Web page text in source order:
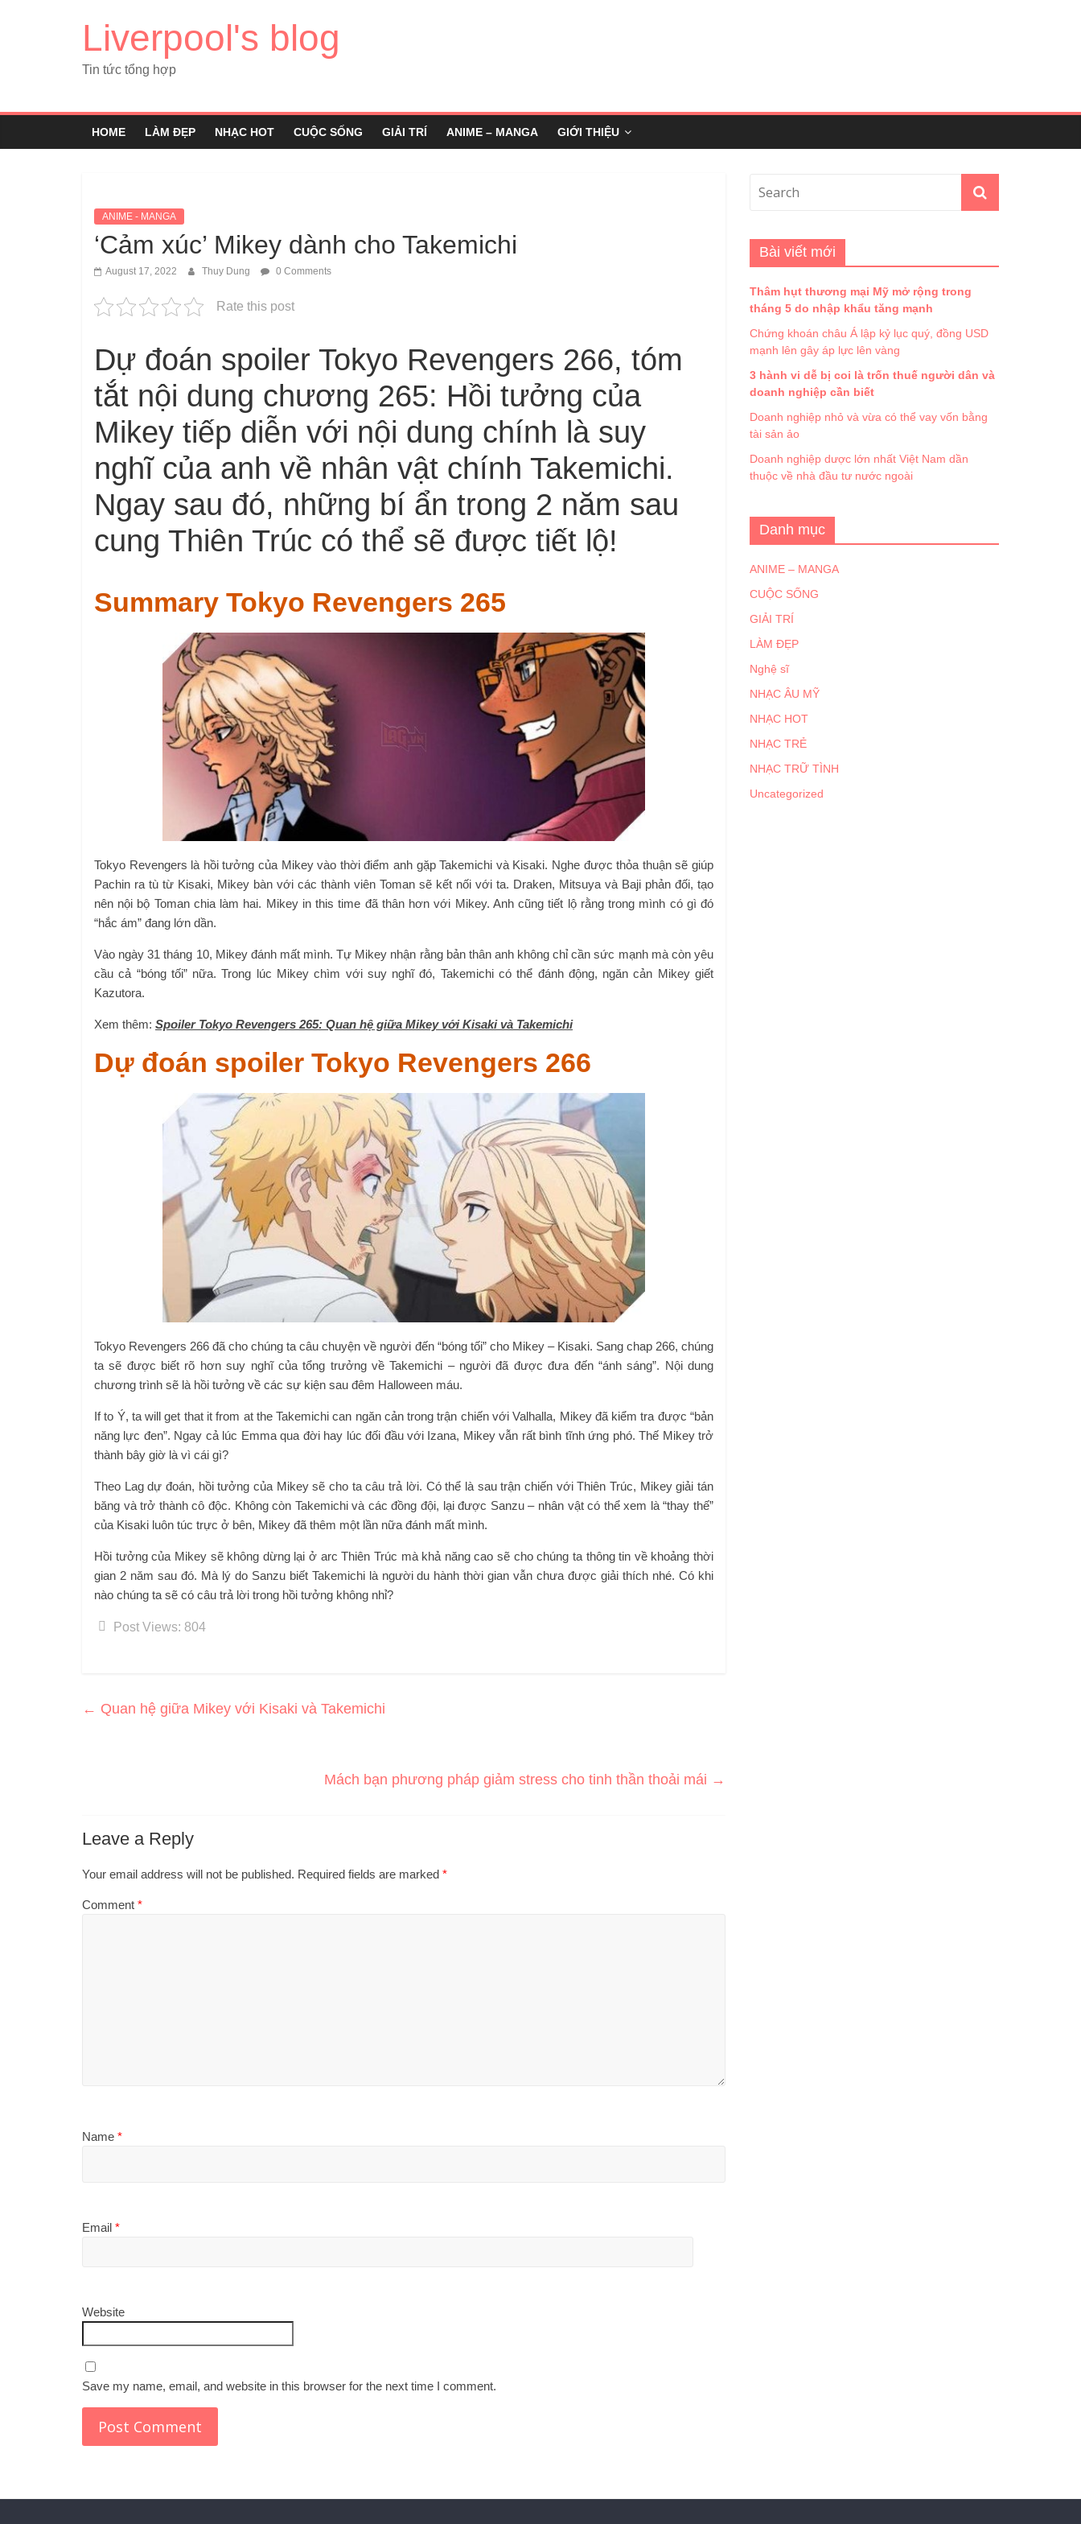
Liverpool's blog
Tin tức tổng hợp
HOME LÀM ĐẸP NHẠC HOT CUỘC SỐNG GIẢI TRÍ ANIME – MANGA GIỚI THIỆU
ANIME - MANGA
‘Cảm xúc’ Mikey dành cho Takemichi
August 17, 2022 Thuy Dung 0 Comments
Rate this post
Dự đoán spoiler Tokyo Revengers 266, tóm
tắt nội dung chương 265: Hồi tưởng của
Mikey tiếp diễn với nội dung chính là suy
nghĩ của anh về nhân vật chính Takemichi.
Ngay sau đó, những bí ẩn trong 2 năm sau
cung Thiên Trúc có thể sẽ được tiết lộ!
Summary Tokyo Revengers 265
Tokyo Revengers là hồi tưởng của Mikey vào thời điểm anh gặp Takemichi và Kisaki. Nghe được thỏa thuận sẽ giúp
Pachin ra tù từ Kisaki, Mikey bàn với các thành viên Toman sẽ kết nối với ta. Draken, Mitsuya và Baji phản đối, tạo
nên nội bộ Toman chia làm hai. Mikey in this time đã thân hơn với Mikey. Anh cũng tiết lộ rằng trong mình có gì đó
“hắc ám” đang lớn dần.
Vào ngày 31 tháng 10, Mikey đánh mất mình. Tự Mikey nhận rằng bản thân anh không chỉ cần sức mạnh mà còn yêu
cầu cả “bóng tối” nữa. Trong lúc Mikey chìm với suy nghĩ đó, Takemichi có thể đánh động, ngăn cản Mikey giết
Kazutora.
Xem thêm: Spoiler Tokyo Revengers 265: Quan hệ giữa Mikey với Kisaki và Takemichi
Dự đoán spoiler Tokyo Revengers 266
Tokyo Revengers 266 đã cho chúng ta câu chuyện về người đến “bóng tối” cho Mikey – Kisaki. Sang chap 266, chúng
ta sẽ được biết rõ hơn suy nghĩ của tổng trưởng về Takemichi – người đã được đưa đến “ánh sáng”. Nội dung
chương trình sẽ là hồi tưởng về các sự kiện sau đêm Halloween máu.
If to Ý, ta will get that it from at the Takemichi can ngăn cản trong trận chiến với Valhalla, Mikey đã kiểm tra được “bản
năng lực đen”. Ngay cả lúc Emma qua đời hay lúc đối đầu với Izana, Mikey vẫn rất bình tĩnh ứng phó. Thế Mikey trở
thành bây giờ là vì cái gì?
Theo Lag dự đoán, hồi tưởng của Mikey sẽ cho ta câu trả lời. Có thể là sau trận chiến với Thiên Trúc, Mikey giải tán
băng và trở thành cô độc. Không còn Takemichi và các đồng đội, lại được Sanzu – nhân vật có thể xem là “thay thế”
của Kisaki luôn túc trực ở bên, Mikey đã thêm một lần nữa đánh mất mình.
Hồi tưởng của Mikey sẽ không dừng lại ở arc Thiên Trúc mà khả năng cao sẽ cho chúng ta thông tin về khoảng thời
gian 2 năm sau đó. Mà lý do Sanzu biết Takemichi là người du hành thời gian vẫn chưa được giải thích nhé. Có khi
nào chúng ta sẽ có câu trả lời trong hồi tưởng không nhỉ?
Post Views: 804
← Quan hệ giữa Mikey với Kisaki và Takemichi
Mách bạn phương pháp giảm stress cho tinh thần thoải mái →
Leave a Reply
Your email address will not be published. Required fields are marked *
Comment *
Name *
Email *
Website
Save my name, email, and website in this browser for the next time I comment.
Bài viết mới
Thâm hụt thương mại Mỹ mở rộng trong
tháng 5 do nhập khẩu tăng mạnh
Chứng khoán châu Á lập kỷ lục quý, đồng USD
mạnh lên gây áp lực lên vàng
3 hành vi dễ bị coi là trốn thuế người dân và
doanh nghiệp cần biết
Doanh nghiệp nhỏ và vừa có thể vay vốn bằng
tài sản ảo
Doanh nghiệp dược lớn nhất Việt Nam dần
thuộc về nhà đầu tư nước ngoài
Danh mục
ANIME – MANGA
CUỘC SỐNG
GIẢI TRÍ
LÀM ĐẸP
Nghệ sĩ
NHẠC ÂU MỸ
NHẠC HOT
NHẠC TRẺ
NHẠC TRỮ TÌNH
Uncategorized